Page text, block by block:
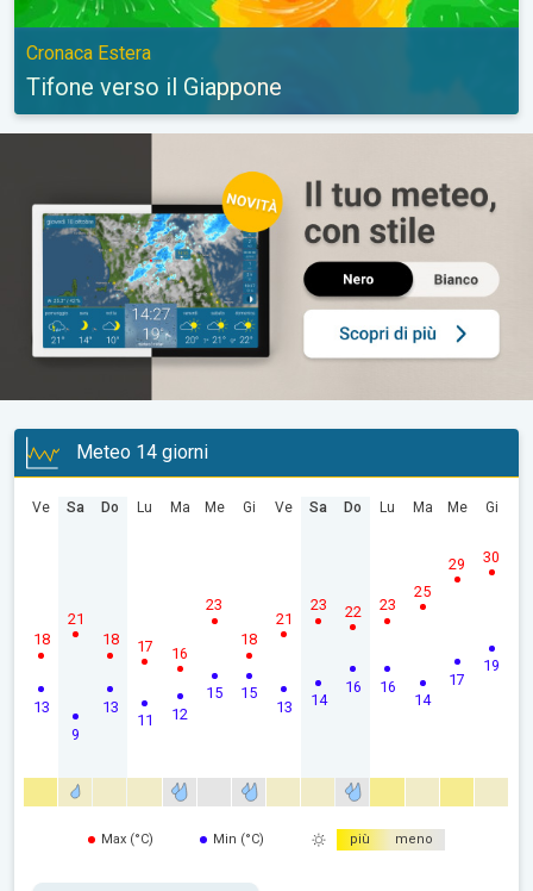
Cronaca Estera
Tifone verso il Giappone
Meteo 14 giorni
Ve
13
18
Sa
9
21
Do
13
18
Lu
11
17
Ma
12
16
Me
15
23
Gi
15
18
Ve
13
21
Sa
14
23
Do
16
22
Lu
16
23
Ma
14
25
Me
17
29
Gi
19
30
Max (°C) Min (°C) più meno